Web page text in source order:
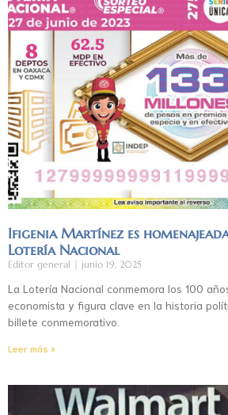
Ifigenia Martínez es
Lotería Nacional
Editor general junio 19, 2025
La Lotería Nacional conmemora los 100
economista y figura clave en la historia
billete conmemorativo.
Leer más »